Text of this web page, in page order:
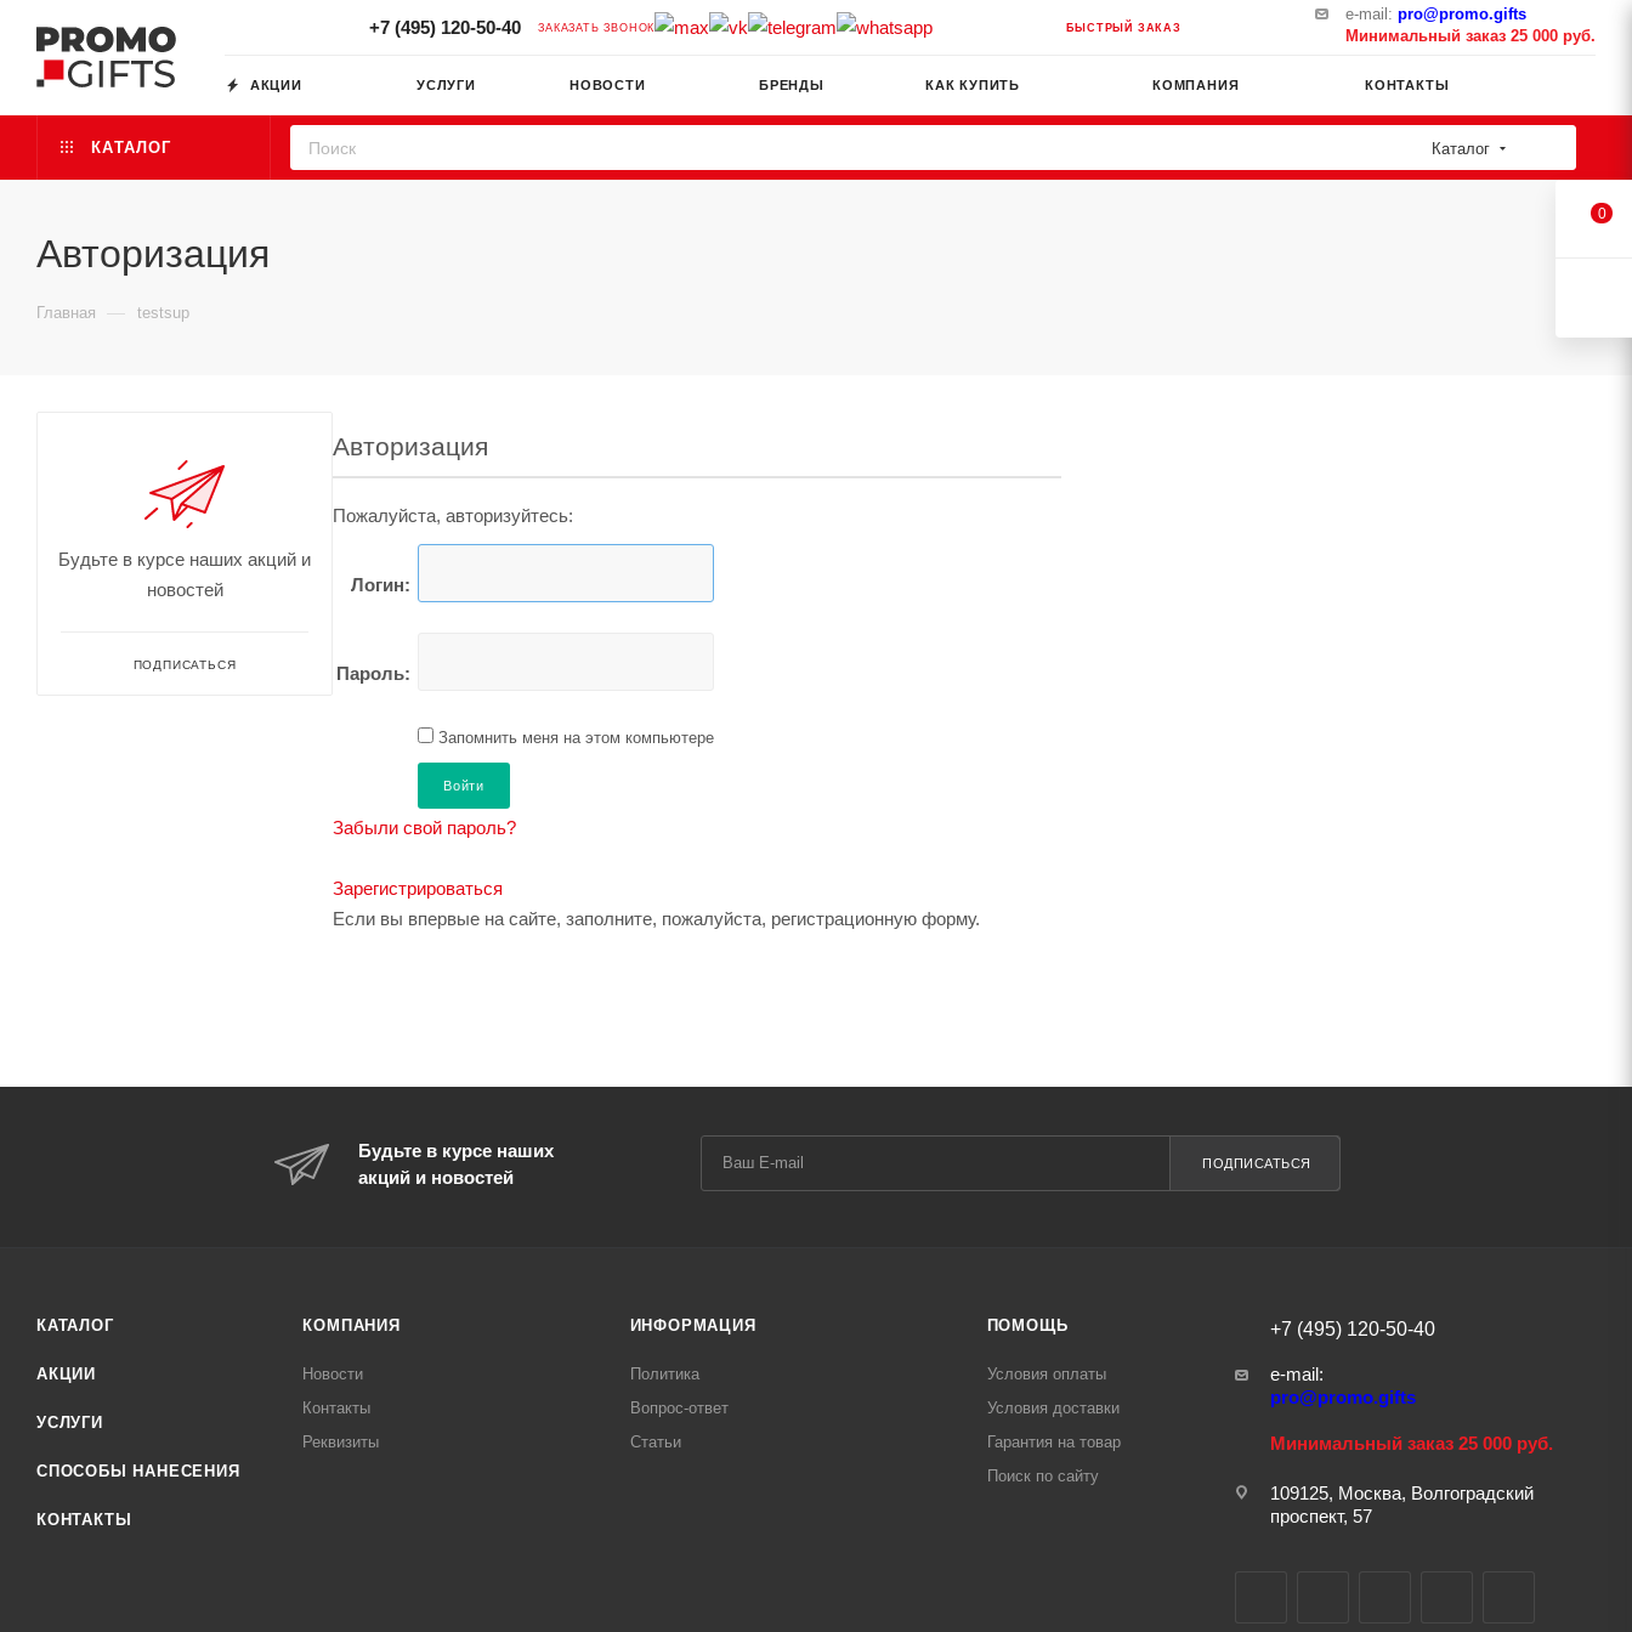
+7 (495) 120-50-40 ЗАКАЗАТЬ ЗВОНОК БЫСТРЫЙ ЗАКАЗ
e-mail: pro@promo.gifts
Минимальный заказ 25 000 руб.
АКЦИИ УСЛУГИ НОВОСТИ БРЕНДЫ КАК КУПИТЬ КОМПАНИЯ КОНТАКТЫ
КАТАЛОГ Каталог
Авторизация
Главная — testsup
Авторизация
Пожалуйста, авторизуйтесь:
Логин:
Пароль:
Запомнить меня на этом компьютере
Забыли свой пароль?
Зарегистрироваться
Если вы впервые на сайте, заполните, пожалуйста, регистрационную форму.
Будьте в курсе наших акций и
новостей
ПОДПИСАТЬСЯ
Будьте в курсе наших
акций и новостей
ПОДПИСАТЬСЯ
КАТАЛОГ
АКЦИИ
УСЛУГИ
СПОСОБЫ НАНЕСЕНИЯ
КОНТАКТЫ
КОМПАНИЯ
Новости
Контакты
Реквизиты
ИНФОРМАЦИЯ
Политика
Вопрос-ответ
Статьи
ПОМОЩЬ
Условия оплаты
Условия доставки
Гарантия на товар
Поиск по сайту
+7 (495) 120-50-40
e-mail:
pro@promo.gifts
Минимальный заказ 25 000 руб.
109125, Москва, Волгоградский
проспект, 57
0